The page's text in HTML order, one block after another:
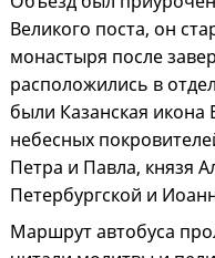
Великого поста, он
монастыря после
расположились в
были Казанская
небесных
Петра и Павла, князя
Петербургской и
Маршрут автобуса